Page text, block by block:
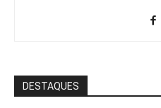
DESTAQUES